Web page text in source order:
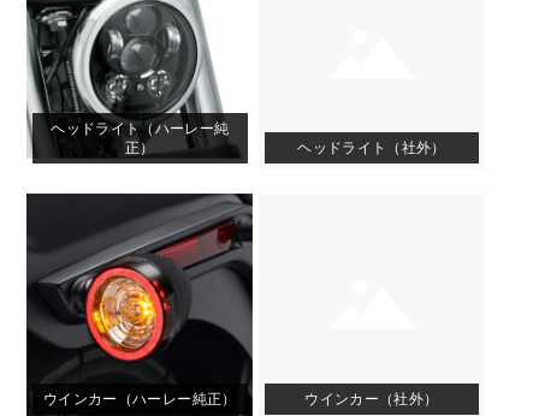
ヘッドライト（ハーレー純
正）
ヘッドライト（社外）
ウインカー（ハーレー純正） ウインカー（社外）